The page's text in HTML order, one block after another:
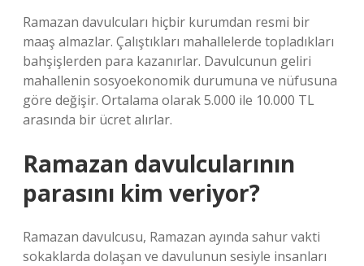
Ramazan davulcuları hiçbir kurumdan resmi bir
maaş almazlar. Çalıştıkları mahallelerde topladıkları
bahşişlerden para kazanırlar. Davulcunun geliri
mahallenin sosyoekonomik durumuna ve nüfusuna
göre değişir. Ortalama olarak 5.000 ile 10.000 TL
arasında bir ücret alırlar.
Ramazan davulcularının
parasını kim veriyor?
Ramazan davulcusu, Ramazan ayında sahur vakti
sokaklarda dolaşan ve davulunun sesiyle insanları